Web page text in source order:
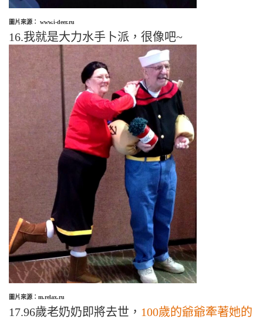
圖片來源： www.i-deer.ru
16.我就是大力水手卜派，很像吧~
圖片來源：m.relax.ru
17.96歲老奶奶即將去世， 100歲的爺爺牽著她的